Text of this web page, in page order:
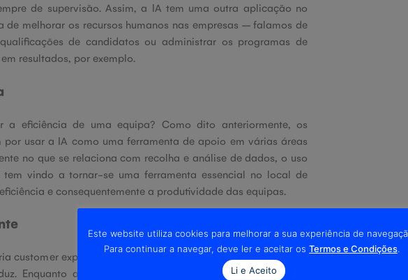
de supervisão. Assim, a IA tem uma outra aplicação no
de melhorar os recursos humanos nas empresas – falamos de
de candidatos ou administrar os programas de
resultados, por exemplo.
a eficiência de uma equipa? Como dito anteriormente, os
por usar a IA como uma ferramenta de apoio em várias áreas
no que se relaciona com recolha e análise de dados, o uso
vindo a tornar-se uma ferramenta essencial no local de
e consequentemente a produtividade das equipas.
customer experience, só beneficiam da Inteligência Artificial e
Enquanto a IA não conseguirá substituir, por exemplo, a
Este website utiliza cookies para melhorar a sua experiência de
Para continuar a navegar, deve ler e aceitar os Termos e Condições.
Li e Aceito